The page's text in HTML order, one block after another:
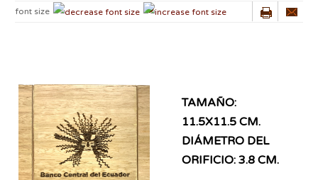
font size
TAMAÑO:
11.5X11.5 CM.
DIÁMETRO DEL
ORIFICIO: 3.8 CM.